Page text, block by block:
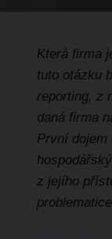
Která firma
tuto otázku
reporting, z
daná firma
První dojem
z jejího